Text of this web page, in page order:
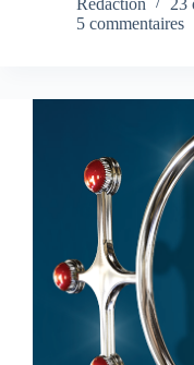
Rédaction
23
5 commentaires